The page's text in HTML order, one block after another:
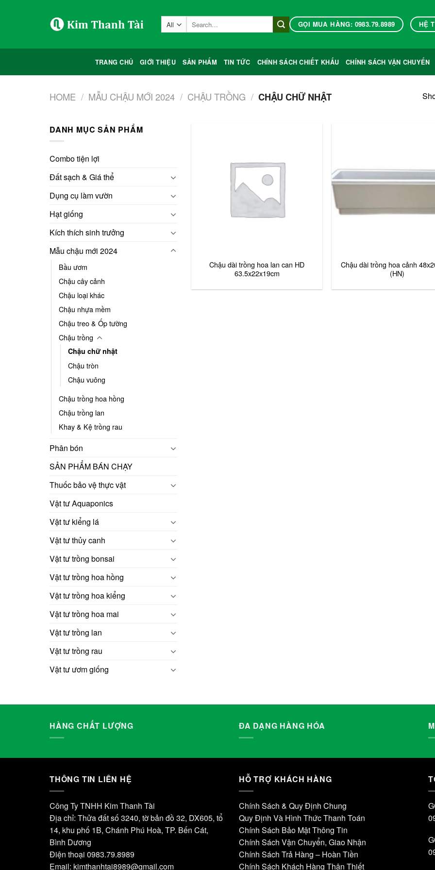
for:
GỌI MUA HÀNG: 0983.79.8989 HỆ
TRANG CHỦ GIỚI THIỆU SẢN PHẨM TIN TỨC CHÍNH SÁCH CHIẾT KHẤU CHÍNH SÁCH VẬN CHUYỂN
HOME / MẪU CHẬU MỚI 2024 / CHẬU TRỒNG / CHẬU CHỮ NHẬT
DANH MỤC SẢN PHẨM
Combo tiện lợi
Đất sạch & Giá thể
Dụng cụ làm vườn
Hạt giống
Kích thích sinh trưởng
Mẫu chậu mới 2024
Bầu ươm
Chậu cây cảnh
Chậu loại khác
Chậu nhựa mềm
Chậu treo & Ốp tường
Chậu trồng
Chậu chữ nhật
Chậu tròn
Chậu vuông
Chậu trồng hoa hồng
Chậu trồng lan
Khay & Kệ trồng rau
Phân bón
SẢN PHẨM BÁN CHẠY
Thuốc bảo vệ thực vật
Vật tư Aquaponics
Vật tư kiểng lá
Vật tư thủy canh
Vật tư trồng bonsai
Vật tư trồng hoa hồng
Vật tư trồng hoa kiểng
Vật tư trồng hoa mai
Vật tư trồng lan
Vật tư trồng rau
Vật tư ươm giống
Chậu dài trồng hoa lan can HD
63.5x22x19cm
Chậu dài trồng hoa cảnh
(HN)
HÀNG CHẤT LƯỢNG ĐA DẠNG HÀNG HÓA
THÔNG TIN LIÊN HỆ
Công Ty TNHH Kim Thanh Tài
Địa chỉ: Thửa đất số 3240, tờ bản đồ 32, DX605, tổ
14, khu phố 1B, Chánh Phú Hoà, TP. Bến Cát,
Bình Dương
Điện thoại 0983.79.8989
Email: kimthanhtai8989@gmail.com
HỖ TRỢ KHÁCH HÀNG
Chính Sách & Quy Định Chung
Quy Định Và Hình Thức Thanh Toán
Chính Sách Bảo Mật Thông Tin
Chính Sách Vận Chuyển, Giao Nhận
Chính Sách Trả Hàng – Hoàn Tiền
Chính Sách Khách Hàng Thân Thiết